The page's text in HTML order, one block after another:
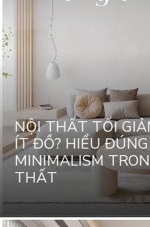
NỘI THẤT TỐI
ÍT ĐỒ? HIỂU
MINIMALISM
THẤT